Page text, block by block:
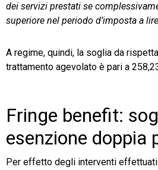
dei servizi prestati se
superiore nel periodo d’imposta a
A regime, quindi, la soglia da
trattamento agevolato è pari a
Fringe benefit:
esenzione doppia
Per effetto degli interventi